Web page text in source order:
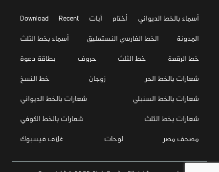
Download Recent آيات أختام أسماء بالخط الديواني
أسماء بخط الثلث الخط الفارسي النستعليق المدونة
بطاقة دعوة حروف خط الثلث خط الرقعة
خط النسخ زوجان شعارات بالخط الحر
شعارات بالخط الديواني شعارات بالخط السنبلي
شعارات بالخط الكوفي شعارات بخط الثلث
غلاف فيسبوك لوحات مصحف مصر